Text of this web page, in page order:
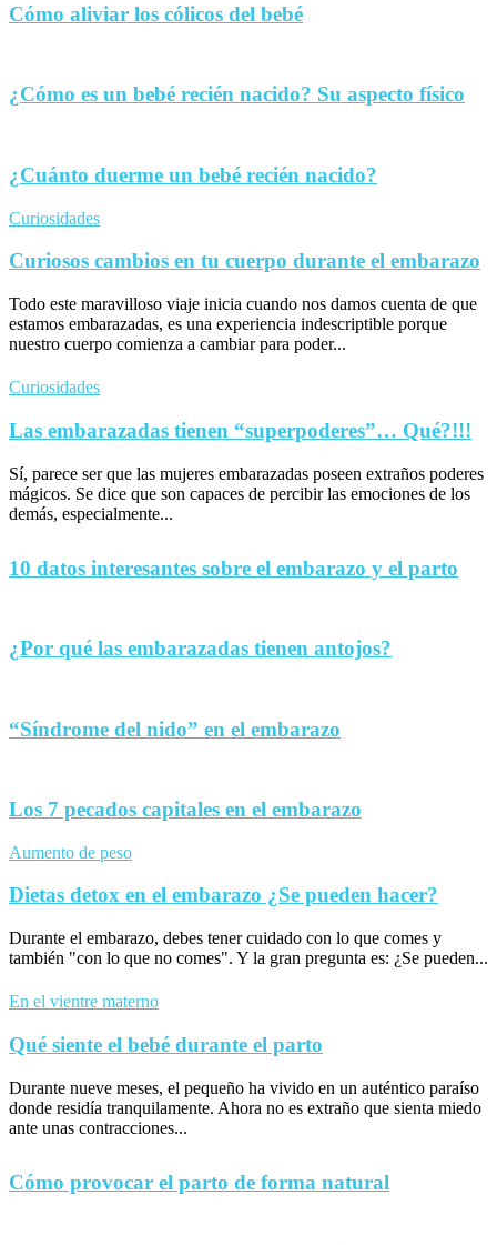
Cómo aliviar los cólicos del bebé
¿Cómo es un bebé recién nacido? Su aspecto físico
¿Cuánto duerme un bebé recién nacido?
Curiosidades
Curiosos cambios en tu cuerpo durante el embarazo
Todo este maravilloso viaje inicia cuando nos damos cuenta de que
estamos embarazadas, es una experiencia indescriptible porque
nuestro cuerpo comienza a cambiar para poder...
Curiosidades
Las embarazadas tienen “superpoderes”… Qué?!!!
Sí, parece ser que las mujeres embarazadas poseen extraños poderes
mágicos. Se dice que son capaces de percibir las emociones de los
demás, especialmente...
10 datos interesantes sobre el embarazo y el parto
¿Por qué las embarazadas tienen antojos?
“Síndrome del nido” en el embarazo
Los 7 pecados capitales en el embarazo
Aumento de peso
Dietas detox en el embarazo ¿Se pueden hacer?
Durante el embarazo, debes tener cuidado con lo que comes y
también "con lo que no comes". Y la gran pregunta es: ¿Se pueden...
En el vientre materno
Qué siente el bebé durante el parto
Durante nueve meses, el pequeño ha vivido en un auténtico paraíso
donde residía tranquilamente. Ahora no es extraño que sienta miedo
ante unas contracciones...
Cómo provocar el parto de forma natural